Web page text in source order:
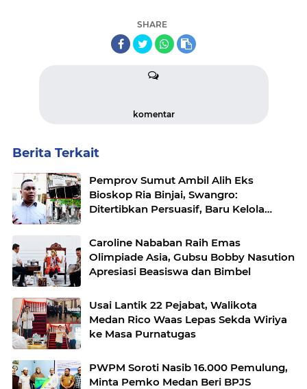
SHARE
komentar
Berita Terkait
Pemprov Sumut Ambil Alih Eks
Bioskop Ria Binjai, Swangro:
Ditertibkan Persuasif, Baru Kelola
Caroline Nababan Raih Emas
Olimpiade Asia, Gubsu Bobby Nasution
Apresiasi Beasiswa dan Bimbel
Usai Lantik 22 Pejabat, Walikota
Medan Rico Waas Lepas Sekda Wiriya
ke Masa Purnatugas
PWPM Soroti Nasib 16.000 Pemulung,
Minta Pemko Medan Beri BPJS